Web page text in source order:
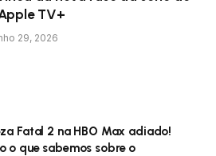
TV+
29, 2026
Fatal 2 na HBO Max adiado!
o que sabemos sobre o